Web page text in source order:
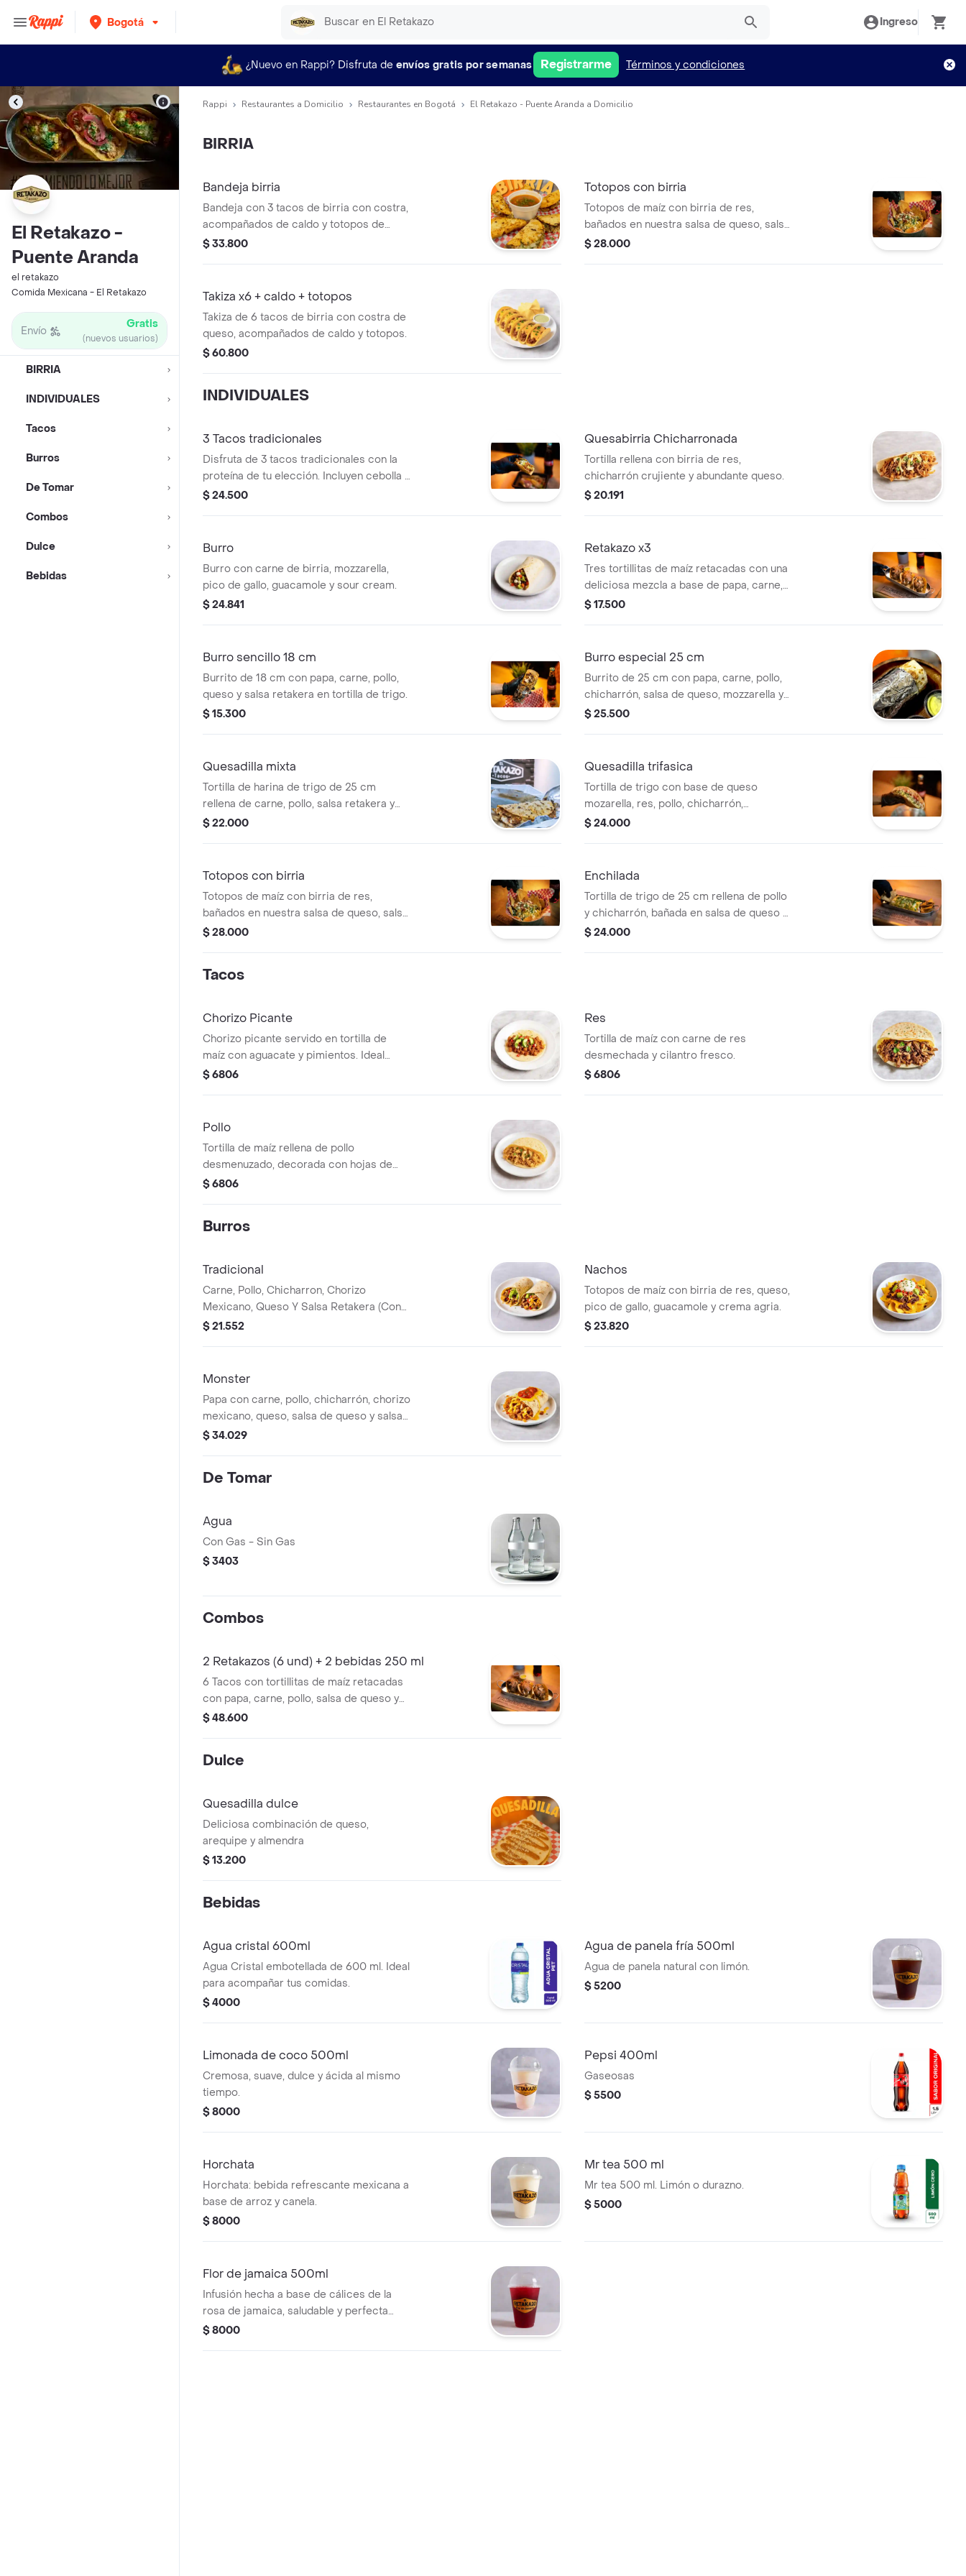
Bogotá Ingreso
¿Nuevo en Rappi? Disfruta de envíos gratis por semanas Registrarme Términos y condiciones
El Retakazo -
Puente Aranda
el retakazo
Comida Mexicana - El Retakazo
Envío Gratis
(nuevos usuarios)
BIRRIA
INDIVIDUALES
Tacos
Burros
De Tomar
Combos
Dulce
Bebidas
Rappi Restaurantes a Domicilio Restaurantes en Bogotá El Retakazo - Puente Aranda a Domicilio
BIRRIA
Bandeja birria
Bandeja con 3 tacos de birria con costra,
acompañados de caldo y totopos de
maíz.
$ 33.800
Totopos con birria
Totopos de maíz con birria de res,
bañados en nuestra salsa de queso, salsa
retakera, pico e' gallo, guacamole y crema
$ 28.000
Takiza x6 + caldo + totopos
Takiza de 6 tacos de birria con costra de
queso, acompañados de caldo y totopos.
$ 60.800
INDIVIDUALES
3 Tacos tradicionales
Disfruta de 3 tacos tradicionales con la
proteína de tu elección. Incluyen cebolla y
cilantro.
$ 24.500
Quesabirria Chicharronada
Tortilla rellena con birria de res,
chicharrón crujiente y abundante queso.
$ 20.191
Burro
Burro con carne de birria, mozzarella,
pico de gallo, guacamole y sour cream.
$ 24.841
Retakazo x3
Tres tortillitas de maíz retacadas con una
deliciosa mezcla a base de papa, carne,
pollo, salsa de queso y salsa retakera
$ 17.500
Burro sencillo 18 cm
Burrito de 18 cm con papa, carne, pollo,
queso y salsa retakera en tortilla de trigo.
$ 15.300
Burro especial 25 cm
Burrito de 25 cm con papa, carne, pollo,
chicharrón, salsa de queso, mozzarella y
salsa retakera en tortilla de trigo.
$ 25.500
Quesadilla mixta
Tortilla de harina de trigo de 25 cm
rellena de carne, pollo, salsa retakera y
queso.
$ 22.000
Quesadilla trifasica
Tortilla de trigo con base de queso
mozarella, res, pollo, chicharrón,
guacamole y pico e gallo.
$ 24.000
Totopos con birria
Totopos de maíz con birria de res,
bañados en nuestra salsa de queso, salsa
retakera, pico e' gallo, guacamole y crema
$ 28.000
Enchilada
Tortilla de trigo de 25 cm rellena de pollo
y chicharrón, bañada en salsa de queso y
gratinada. Acompañada de totopos.
$ 24.000
Tacos
Chorizo Picante
Chorizo picante servido en tortilla de
maíz con aguacate y pimientos. Ideal
como entrada.
$ 6806
Res
Tortilla de maíz con carne de res
desmechada y cilantro fresco.
$ 6806
Pollo
Tortilla de maíz rellena de pollo
desmenuzado, decorada con hojas de
cilantro.
$ 6806
Burros
Tradicional
Carne, Pollo, Chicharron, Chorizo
Mexicano, Queso Y Salsa Retakera (Con
Pico De Gallo Y Guacamole)
$ 21.552
Nachos
Totopos de maíz con birria de res, queso,
pico de gallo, guacamole y crema agria.
$ 23.820
Monster
Papa con carne, pollo, chicharrón, chorizo
mexicano, queso, salsa de queso y salsa
retakera en una tortilla.
$ 34.029
De Tomar
Agua
Con Gas - Sin Gas
$ 3403
Combos
2 Retakazos (6 und) + 2 bebidas 250 ml
6 Tacos con tortillitas de maíz retacadas
con papa, carne, pollo, salsa de queso y
salsa retakera con 2 bebidas a elección.
$ 48.600
Dulce
Quesadilla dulce
Deliciosa combinación de queso,
arequipe y almendra
$ 13.200
Bebidas
Agua cristal 600ml
Agua Cristal embotellada de 600 ml. Ideal
para acompañar tus comidas.
$ 4000
Agua de panela fría 500ml
Agua de panela natural con limón.
$ 5200
Limonada de coco 500ml
Cremosa, suave, dulce y ácida al mismo
tiempo.
$ 8000
Pepsi 400ml
Gaseosas
$ 5500
Horchata
Horchata: bebida refrescante mexicana a
base de arroz y canela.
$ 8000
Mr tea 500 ml
Mr tea 500 ml. Limón o durazno.
$ 5000
Flor de jamaica 500ml
Infusión hecha a base de cálices de la
rosa de jamaica, saludable y perfecta
para acompañar.
$ 8000